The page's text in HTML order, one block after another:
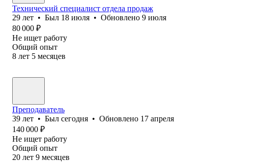
Технический специалист отдела продаж
29 лет • Был 18 июля • Обновлено 9 июля
80 000 ₽
Не ищет работу
Общий опыт
8 лет 5 месяцев
Преподаватель
39 лет • Был сегодня • Обновлено 17 апреля
140 000 ₽
Не ищет работу
Общий опыт
20 лет 9 месяцев